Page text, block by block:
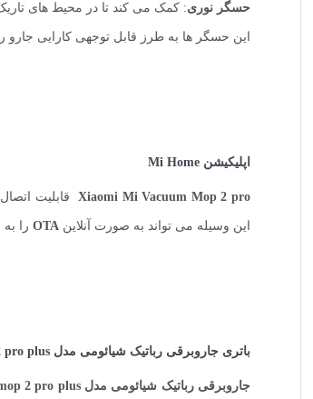
حسگر نوری: کمک می کند تا در محیط های
این حسگر ها به طرز قابل توجهی کارایی جارو
اپلیکیشن Mi Home
Xiaomi Mi Vacuum Mop 2 pro قابلیت
این وسیله می تواند به صورت آنلاینOTA را
باتریجاروبرقی رباتیک شیائومی مدل Mi Robot Vacuum mop 2 pro plus
جاروبرقی رباتیک شیائومی مدل Mi Robot Vacuum mop 2 pro plus